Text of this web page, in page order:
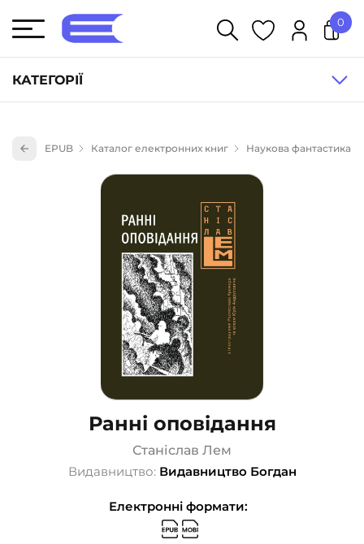
КАТЕГОРІЇ
Книги для дітей (836)
Книги для підлітків (240)
Науково-популярна література (1015)
Навчальна література та посібники (527)
Енциклопедії, довідники, словники (55)
Подарункові сертифікати (1)
0
EPUB Каталог електронних книг Наукова фантастика
Ранні оповідання
Станіслав Лем
Видавництво: Видавництво Богдан
Електронні формати: